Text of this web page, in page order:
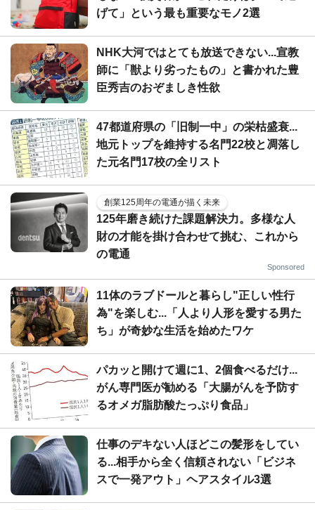
げて」という最も重要なモノ2選
NHK大河ではとても放送できない...宣教
師に「獣より劣ったもの」と書かれた豊
臣秀吉のおぞましき性欲
47都道府県の「旧制一中」の栄枯盛衰...
地元トップを維持する名門22校と凋落し
た元名門17校の全リスト
創業125周年の電通が描く未来
125年磨き続けた課題解決力。多様な人
財の才能を掛け合わせて挑む、これから
の電通
Sponsored
11体のラブドールと暮らし"正しい性行
為"を楽しむ...「人より人形を愛する男た
ち」が奇妙な生活を始めたワケ
パカッと開けて週に1、2個食べるだけ...
がん専門医が勧める「大腸がんを予防す
るオメガ脂肪酸たっぷり食品」
仕事のデキない人ほどこの髪形をしてい
る...相手から全く信頼されない「ビジネ
スで一発アウト」ヘアスタイル3選